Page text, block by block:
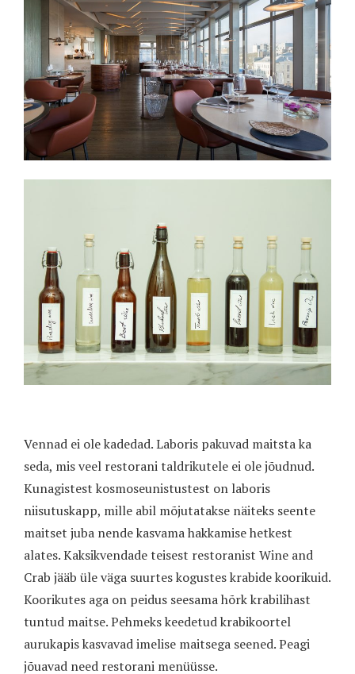
Vennad ei ole kadedad. Laboris pakuvad maitsta ka
seda, mis veel restorani taldrikutele ei ole jõudnud.
Kunagistest kosmoseunistustest on laboris
niisutuskapp, mille abil mõjutatakse näiteks seente
maitset juba nende kasvama hakkamise hetkest
alates. Kaksikvendade teisest restoranist Wine and
Crab jääb üle väga suurtes kogustes krabide koorikuid.
Koorikutes aga on peidus seesama hõrk krabilihast
tuntud maitse. Pehmeks keedetud krabikoortel
aurukapis kasvavad imelise maitsega seened. Peagi
jõuavad need restorani menüüsse.